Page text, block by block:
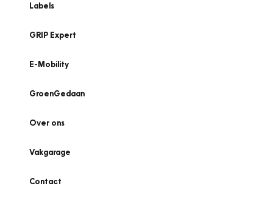
Labels
GRIP Expert
E-Mobility
GroenGedaan
Over ons
Vakgarage
Contact